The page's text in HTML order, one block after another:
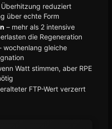
Überhitzung reduziert
über echte Form
– mehr als 2 intensive
die Regeneration
wochenlang gleiche
Watt stimmen, aber RPE
FTP-Wert verzerrt